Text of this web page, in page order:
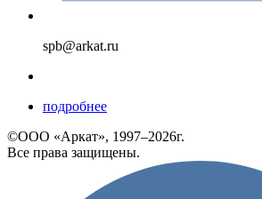
spb@arkat.ru
подробнее
©ООО «Аркат», 1997–2026г.
Все права защищены.